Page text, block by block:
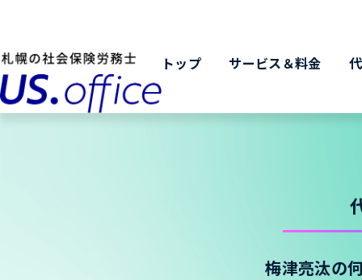
トップ サービス＆料金
梅津亮汰の